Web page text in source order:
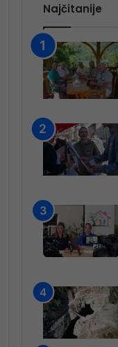
Najčitanije